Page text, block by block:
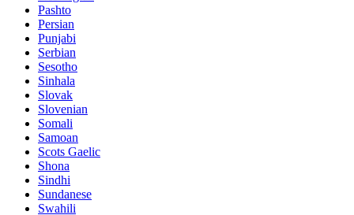
Pashto
Persian
Punjabi
Serbian
Sesotho
Sinhala
Slovak
Slovenian
Somali
Samoan
Scots Gaelic
Shona
Sindhi
Sundanese
Swahili